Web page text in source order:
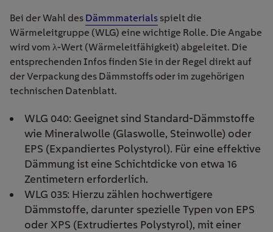
Bei der Wahl des Dämmmaterials spielt die
Wärmeleitgruppe (WLG) eine wichtige Rolle. Die Angabe
wird vom λ-Wert (Wärmeleitfähigkeit) abgeleitet. Die
entsprechenden Infos finden Sie in der Regel direkt auf
der Verpackung des Dämmstoffs oder im zugehörigen
technischen Datenblatt.
WLG 040: Geeignet sind Standard-Dämmstoffe
wie Mineralwolle (Glaswolle, Steinwolle) oder
EPS (Expandiertes Polystyrol). Für eine effektive
Dämmung ist eine Schichtdicke von etwa 16
Zentimetern erforderlich.
WLG 035: Hierzu zählen hochwertigere
Dämmstoffe, darunter spezielle Typen von EPS
oder XPS (Extrudiertes Polystyrol), mit einer